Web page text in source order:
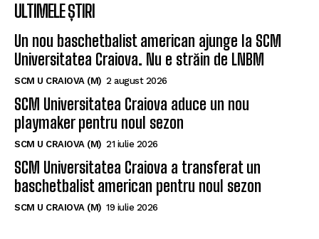
ULTIMELE ȘTIRI
Un nou baschetbalist american ajunge la SCM
Universitatea Craiova. Nu e străin de LNBM
SCM U CRAIOVA (M) 2 august 2026
SCM Universitatea Craiova aduce un nou
playmaker pentru noul sezon
SCM U CRAIOVA (M) 21 iulie 2026
SCM Universitatea Craiova a transferat un
baschetbalist american pentru noul sezon
SCM U CRAIOVA (M) 19 iulie 2026